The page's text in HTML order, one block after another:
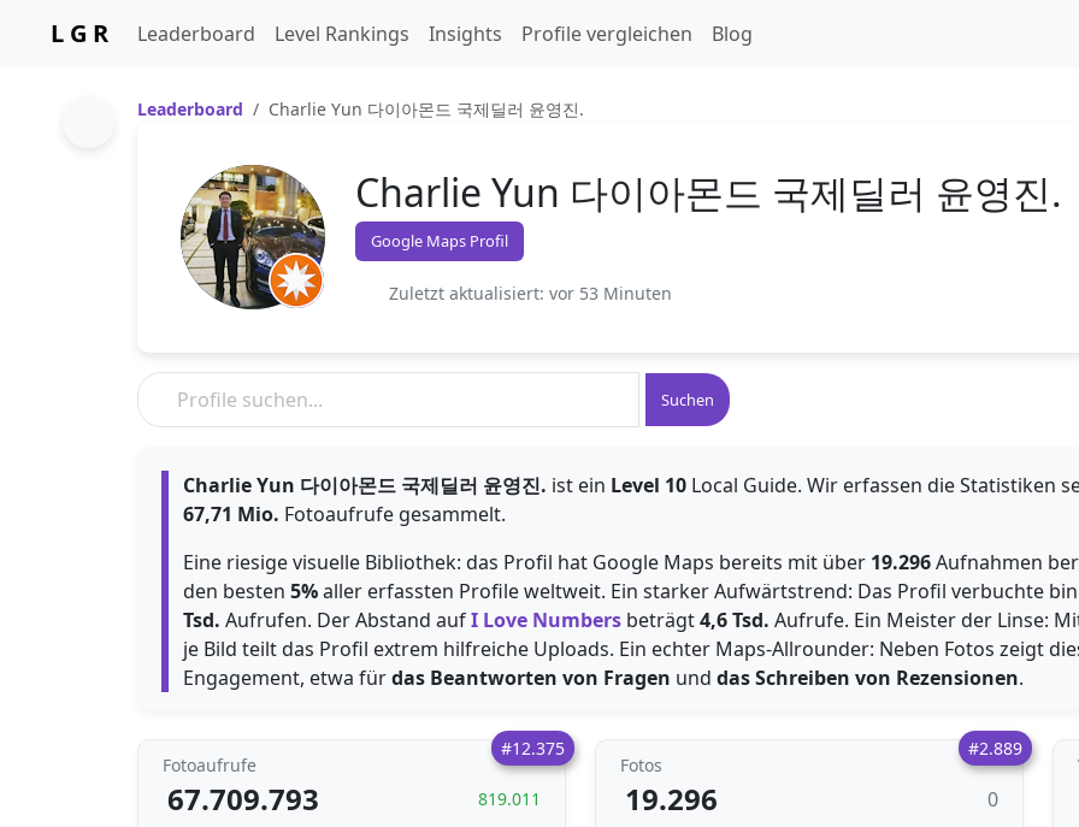
L G R Leaderboard Level Rankings Insights Profile vergleichen Blog
Leaderboard Charlie Yun 다이아몬드 국제딜러 윤영진.
Charlie Yun 다이아몬드 국제딜러 윤영진.
Google Maps Profil
Zuletzt aktualisiert: vor 53 Minuten
Suchen
Charlie Yun 다이아몬드 국제딜러 윤영진. ist ein Level 10 Local Guide. Wir erfassen die Statistiken
67,71 Mio. Fotoaufrufe gesammelt.
Eine riesige visuelle Bibliothek: das Profil hat Google Maps bereits mit über 19.296Aufnahmen
den besten 5%aller erfassten Profile weltweit. Ein starker Aufwärtstrend: Das Profil verbuchte
Tsd. Aufrufen. Der Abstand aufI Love Numbers beträgt4,6 Tsd. Aufrufe. Ein Meister der Linse:
je Bild teilt das Profil extrem hilfreiche Uploads. Ein echter Maps-Allrounder: Neben Fotos zeigt
Engagement, etwa fürdas Beantworten von Fragen und das Schreiben von Rezensionen.
#12.375
Fotoaufrufe
67.709.793 819.011
#2.889
Fotos
19.296 0